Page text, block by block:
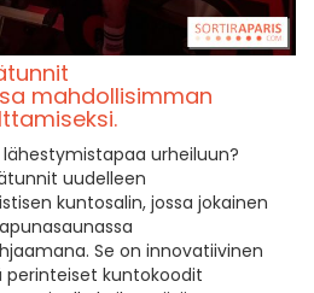
mahdollisimman
urheiluun?
uudelleen
kuntosalin, jossa jokainen
Se on innovatiivinen
perinteiset kuntokoodit